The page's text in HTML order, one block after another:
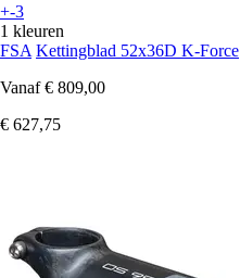
+-3
1 kleuren
FSA Kettingblad 52x36D K-Force
Vanaf € 809,00
€ 627,75